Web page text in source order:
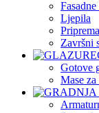
Ljepila
Završni
Gotove
Mase